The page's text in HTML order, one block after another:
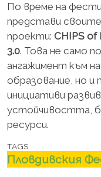
По време на
представи
проекти: CHIPS of
3.0. Това не само
ангажимент към
образование, но и
инициативи
устойчивостта,
ресурси.
TAGS
Пловдивския